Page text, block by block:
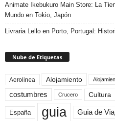
Animate Ikebukuro Main Store: La
Mundo en Tokio, Japón
Livraria Lello en Porto, Portugal:
Nube de Etiquetas
Aerolinea Alojamiento
costumbres Crucero Cultura
España guia Guia de